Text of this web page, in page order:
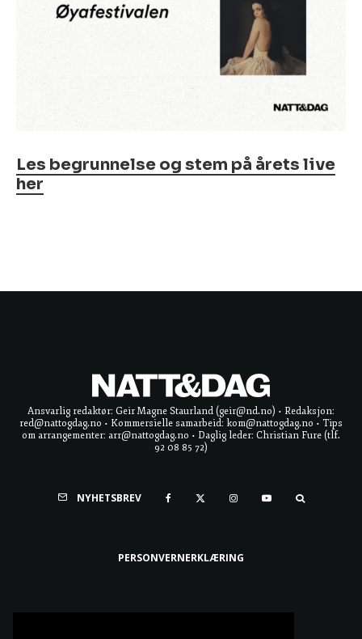
Les begrunnelse og stem på årets live
her
Ansvarlig redaktør: Geir Magne Staurland (geir@nd.no) • Redaksjon:
red@nattogdag.no • Kommersielle samarbeid: kom@nattogdag.no • Tips
om arrangementer: arr@nattogdag.no • Daglig leder: Christian Fure (tlf.
92 08 85 72)
NYHETSBREV
PERSONVERNERKLÆRING